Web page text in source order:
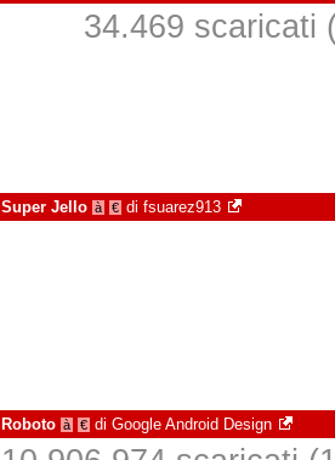
34.469 scaricati
Super Jello à € di fsuarez913
Roboto à € di Google Android Design